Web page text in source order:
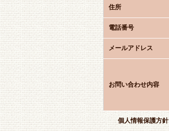
住所
電話番号
メールアドレス
お問い合わせ内容
個人情報保護方針